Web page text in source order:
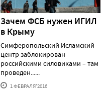
Зачем ФСБ нужен ИГИЛ
в Крыму
Симферопольский Исламский
центр заблокирован
российскими силовиками – там
проведен......
1 ФЕВРАЛЯ'2016